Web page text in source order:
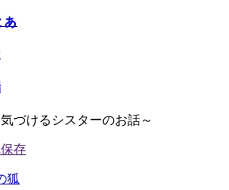
づけるシスターのお話～